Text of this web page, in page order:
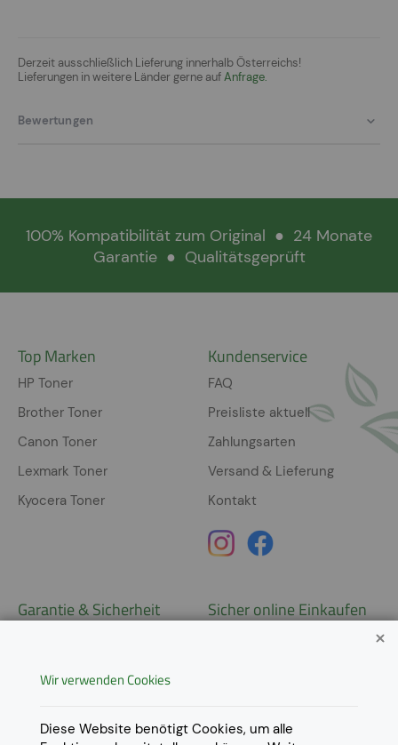
Derzeit ausschließlich Lieferung innerhalb Österreichs!
Lieferungen in weitere Länder gerne aufAnfrage.
Bewertungen
100% Kompatibilität zum Original ● 24 Monate
Garantie ● Qualitätsgeprüft
Top Marken
HP Toner
Brother Toner
Canon Toner
Lexmark Toner
Kyocera Toner
Kundenservice
FAQ
Preisliste aktuell
Zahlungsarten
Versand & Lieferung
Kontakt
Garantie & Sicherheit
Datenschutz
Sicher online Einkaufen
Lieferungen in weitere Länder
gerne aufAnfrage
Wir verwenden Cookies
Diese Website benötigt Cookies, um alle